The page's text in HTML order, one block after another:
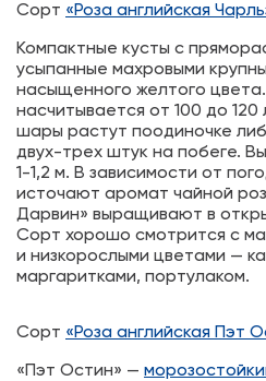
Сорт «Роза английская
Компактные кусты с
усыпанные махровыми
насыщенного желтого
насчитывается от 100 до
шары растут поодиночке
двух-трех штук на побеге.
1-1,2 м. В зависимости от
источают аромат чайной
Дарвин» выращивают в
Сорт хорошо смотрится с
и низкорослыми цветами —
маргаритками, портулаком.
Сорт «Роза английская Пэт
«Пэт Остин» —